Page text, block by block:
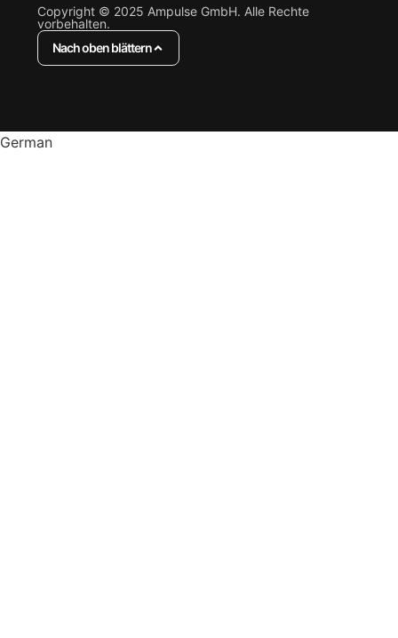
Copyright © 2025 Ampulse GmbH. Alle Rechte
vorbehalten.
Nach oben blättern
German